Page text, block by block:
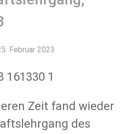
Februar 2023
Zeit fand wieder
des